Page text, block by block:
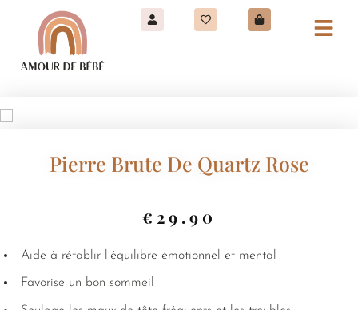
Pierre Brute De Quartz Rose
€ 29.90
Aide à rétablir l’équilibre émotionnel et mental
Favorise un bon sommeil